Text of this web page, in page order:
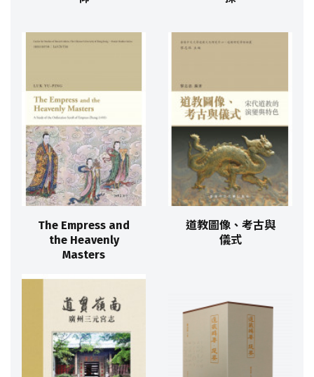
The Empress and
the Heavenly
Masters
道教圖像、考古與
儀式